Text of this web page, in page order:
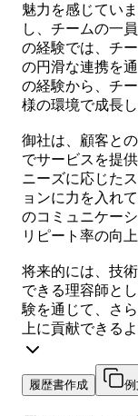
魅力を感じてい
し、チームの一
の経験では、チ
の円滑な連携を
の経験から、チ
様の環境で成長
御社は、顧客と
でサービスを提
ニーズに応じた
ョンに力を入れ
のコミュニケー
リピート率の向
将来的には、技
できる理容師と
験を通じて、さ
上に貢献できるよ
履歴書作成